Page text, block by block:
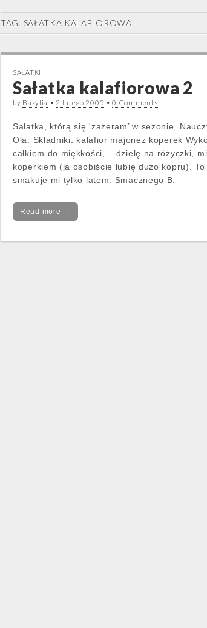
TAG: SAŁATKA KALAFIOROWA
SAŁATKI
Sałatka kalafiorowa 2
by Bazylia •2 lutego 2005 •0 Comments
Sałatka, którą się 'zażeram’ w sezonie.
Ola. Składniki: kalafior majonez koperek
całkiem do miękkości, – dzielę na różyczki,
koperkiem (ja osobiście lubię dużo kopru). To
smakuje mi tylko latem. Smacznego B.
Read more →